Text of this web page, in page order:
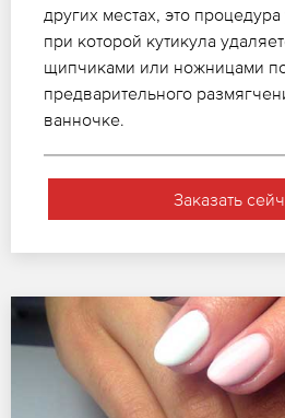
других местах, это
при которой кутикула
щипчиками или ножницами
предварительного
ванночке.
Заказать